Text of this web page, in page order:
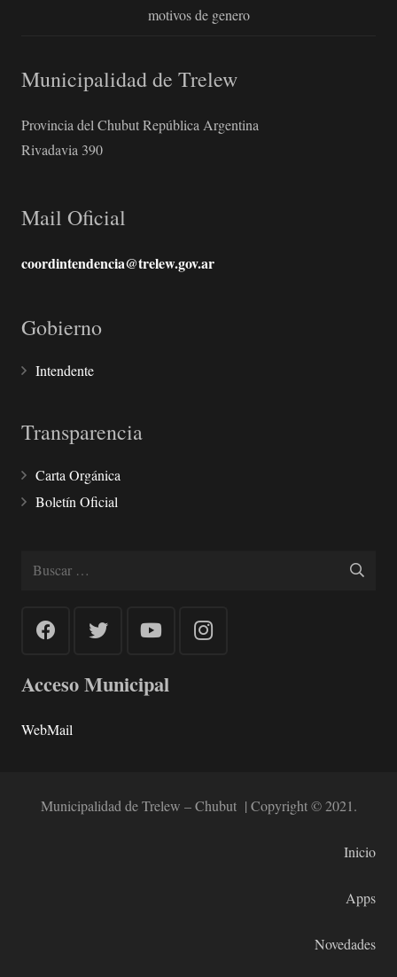
motivos de genero
Municipalidad de Trelew
Provincia del Chubut República Argentina
Rivadavia 390
Mail Oficial
coordintendencia@trelew.gov.ar
Gobierno
Intendente
Transparencia
Carta Orgánica
Boletín Oficial
Buscar:
Acceso Municipal
WebMail
Municipalidad de Trelew – Chubut | Copyright © 2021.
Inicio
Apps
Novedades